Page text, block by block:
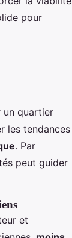
pour
un quartier
les tendances
. Par
peut guider
et